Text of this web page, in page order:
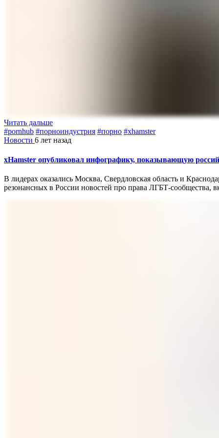
Читать дальше
#pornhub #порноиндустрия #порно #xhamster
Новости 6 лет назад
xHamster опубликовал инфографику, показывающую
В лидерах оказались Москва, Свердловская область и
резонансных в России новостей про права ЛГБТ-сообщества,